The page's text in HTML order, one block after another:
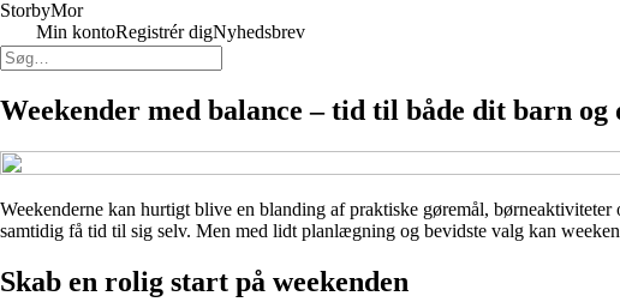
StorbyMor
Min kontoRegistrér digNyhedsbrev
Weekender med balance – tid til både dit barn og
Weekenderne kan hurtigt blive en blanding af praktiske gøremål,
samtidig få tid til sig selv. Men med lidt planlægning og bevidste valg kan
Skab en rolig start på weekenden